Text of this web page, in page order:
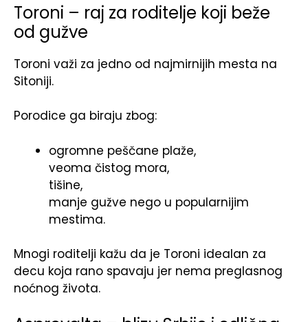
Toroni – raj za roditelje koji beže
od gužve
Toroni važi za jedno od najmirnijih mesta na
Sitoniji.
Porodice ga biraju zbog:
ogromne peščane plaže,
veoma čistog mora,
tišine,
manje gužve nego u popularnijim
mestima.
Mnogi roditelji kažu da je Toroni idealan za
decu koja rano spavaju jer nema preglasnog
noćnog života.